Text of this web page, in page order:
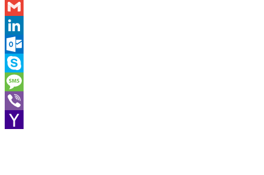
WhatsApp
Gmail
LinkedIn
Outlook.com
Skype
Message
Viber